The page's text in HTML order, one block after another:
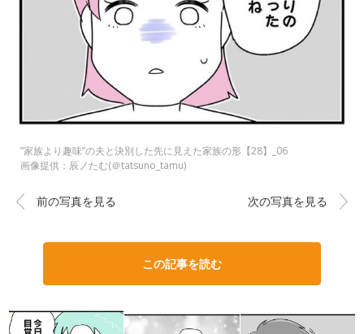
”家族より趣味”の夫と決別した先に見えた家族の形【28】_06
画像提供：辰ノたむ(＠tatsuno_tamu)
前の写真を見る 次の写真を見る
この記事を読む